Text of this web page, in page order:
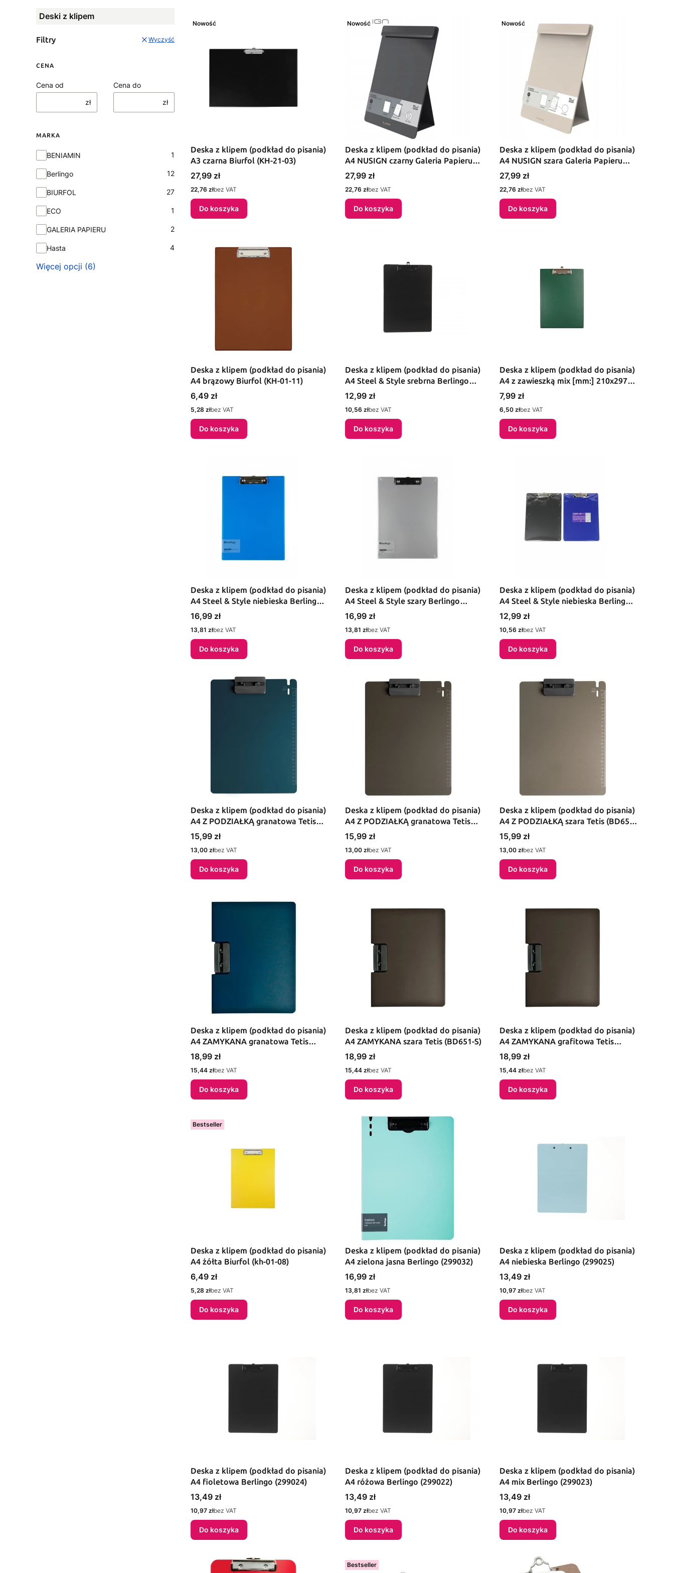
Deski z klipem
Filtry Wyczyść
CENA
Cena od
zł
Cena do
zł
MARKA
MarkaBENIAMIN 1
Berlingo 12
BIURFOL 27
ECO 1
GALERIA PAPIERU 2
Hasta 4
Więcej opcji (6)
Nowość
Deska z klipem (podkład do pisania)
A3 czarna Biurfol (KH-21-03)
Cena
27,99 zł
Cena
22,76 złbez VAT
Do koszyka
Nowość
Deska z klipem (podkład do pisania)
A4 NUSIGN czarny Galeria Papieru
(ENS503)
Cena
27,99 zł
Cena
22,76 złbez VAT
Do koszyka
Nowość
Deska z klipem (podkład do pisania)
A4 NUSIGN szara Galeria Papieru
(ENS503)
Cena
27,99 zł
Cena
22,76 złbez VAT
Do koszyka
Deska z klipem (podkład do pisania)
A4 brązowy Biurfol (KH-01-11)
Cena
6,49 zł
Cena
5,28 złbez VAT
Do koszyka
Deska z klipem (podkład do pisania)
A4 Steel & Style srebrna Berlingo
(299021)
Cena
12,99 zł
Cena
10,56 złbez VAT
Do koszyka
Deska z klipem (podkład do pisania)
A4 z zawieszką mix [mm:] 210x297
Biurfol (KH-09)
Cena
7,99 zł
Cena
6,50 złbez VAT
Do koszyka
Deska z klipem (podkład do pisania)
A4 Steel & Style niebieska Berlingo
(299027)
Cena
16,99 zł
Cena
13,81 złbez VAT
Do koszyka
Deska z klipem (podkład do pisania)
A4 Steel & Style szary Berlingo
(299030)
Cena
16,99 zł
Cena
13,81 złbez VAT
Do koszyka
Deska z klipem (podkład do pisania)
A4 Steel & Style niebieska Berlingo
(299018)
Cena
12,99 zł
Cena
10,56 złbez VAT
Do koszyka
Deska z klipem (podkład do pisania)
A4 Z PODZIAŁKĄ granatowa Tetis
(BD650-G)
Cena
15,99 zł
Cena
13,00 złbez VAT
Do koszyka
Deska z klipem (podkład do pisania)
A4 Z PODZIAŁKĄ granatowa Tetis
(BD650-S2)
Cena
15,99 zł
Cena
13,00 złbez VAT
Do koszyka
Deska z klipem (podkład do pisania)
A4 Z PODZIAŁKĄ szara Tetis (BD650-
S)
Cena
15,99 zł
Cena
13,00 złbez VAT
Do koszyka
Deska z klipem (podkład do pisania)
A4 ZAMYKANA granatowa Tetis
(BD651-g)
Cena
18,99 zł
Cena
15,44 złbez VAT
Do koszyka
Deska z klipem (podkład do pisania)
A4 ZAMYKANA szara Tetis (BD651-S)
Cena
18,99 zł
Cena
15,44 złbez VAT
Do koszyka
Deska z klipem (podkład do pisania)
A4 ZAMYKANA grafitowa Tetis
(BD651-S2)
Cena
18,99 zł
Cena
15,44 złbez VAT
Do koszyka
Bestseller
Deska z klipem (podkład do pisania)
A4 żółta Biurfol (kh-01-08)
Cena
6,49 zł
Cena
5,28 złbez VAT
Do koszyka
Deska z klipem (podkład do pisania)
A4 zielona jasna Berlingo (299032)
Cena
16,99 zł
Cena
13,81 złbez VAT
Do koszyka
Deska z klipem (podkład do pisania)
A4 niebieska Berlingo (299025)
Cena
13,49 zł
Cena
10,97 złbez VAT
Do koszyka
Deska z klipem (podkład do pisania)
A4 fioletowa Berlingo (299024)
Cena
13,49 zł
Cena
10,97 złbez VAT
Do koszyka
Deska z klipem (podkład do pisania)
A4 różowa Berlingo (299022)
Cena
13,49 zł
Cena
10,97 złbez VAT
Do koszyka
Deska z klipem (podkład do pisania)
A4 mix Berlingo (299023)
Cena
13,49 zł
Cena
10,97 złbez VAT
Do koszyka
Bestseller